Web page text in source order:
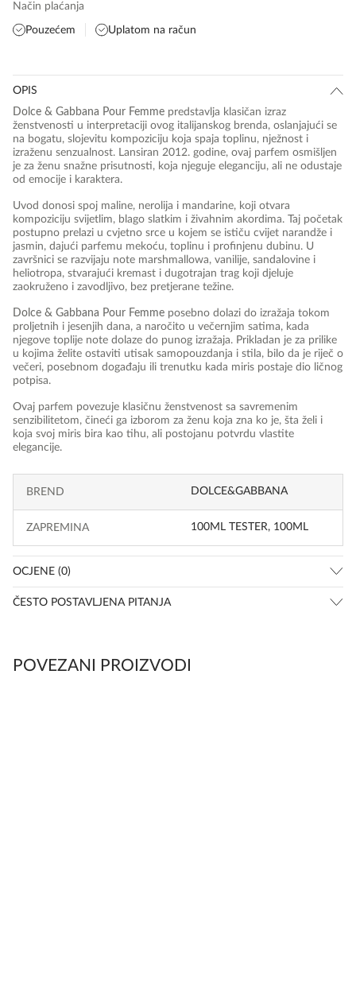
Način plaćanja
Pouzećem Uplatom na račun
OPIS
Dolce & Gabbana Pour Femme predstavlja klasičan izraz
ženstvenosti u interpretaciji ovog italijanskog brenda, oslanjajući se
na bogatu, slojevitu kompoziciju koja spaja toplinu, nježnost i
izraženu senzualnost. Lansiran 2012. godine, ovaj parfem osmišljen
je za ženu snažne prisutnosti, koja njeguje eleganciju, ali ne odustaje
od emocije i karaktera.
Uvod donosi spoj maline, nerolija i mandarine, koji otvara
kompoziciju svijetlim, blago slatkim i živahnim akordima. Taj početak
postupno prelazi u cvjetno srce u kojem se ističu cvijet narandže i
jasmin, dajući parfemu mekoću, toplinu i profinjenu dubinu. U
završnici se razvijaju note marshmallowa, vanilije, sandalovine i
heliotropa, stvarajući kremast i dugotrajan trag koji djeluje
zaokruženo i zavodljivo, bez pretjerane težine.
Dolce & Gabbana Pour Femme posebno dolazi do izražaja tokom
proljetnih i jesenjih dana, a naročito u večernjim satima, kada
njegove toplije note dolaze do punog izražaja. Prikladan je za prilike
u kojima želite ostaviti utisak samopouzdanja i stila, bilo da je riječ o
večeri, posebnom događaju ili trenutku kada miris postaje dio ličnog
potpisa.
Ovaj parfem povezuje klasičnu ženstvenost sa savremenim
senzibilitetom, čineći ga izborom za ženu koja zna ko je, šta želi i
koja svoj miris bira kao tihu, ali postojanu potvrdu vlastite
elegancije.
BREND DOLCE&GABBANA
ZAPREMINA 100ML TESTER, 100ML
OCJENE (0)
ČESTO POSTAVLJENA PITANJA
POVEZANI PROIZVODI